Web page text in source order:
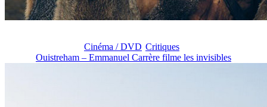
Cinéma / DVD Critiques
Ouistreham – Emmanuel Carrère filme les invisibles